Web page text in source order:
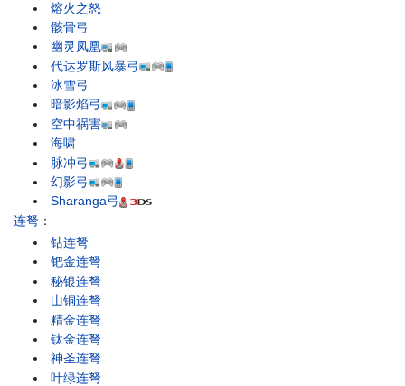
熔火之怒
骸骨弓
幽灵凤凰
代达罗斯风暴弓
冰雪弓
暗影焰弓
空中祸害
海啸
脉冲弓
幻影弓
Sharanga弓
连弩 ：
钴连弩
钯金连弩
秘银连弩
山铜连弩
精金连弩
钛金连弩
神圣连弩
叶绿连弩